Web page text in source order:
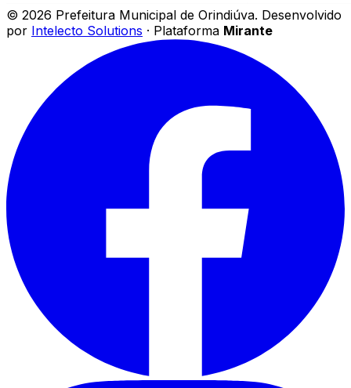
© 2026 Prefeitura Municipal de Orindiúva. Desenvolvido
por Intelecto Solutions · Plataforma Mirante